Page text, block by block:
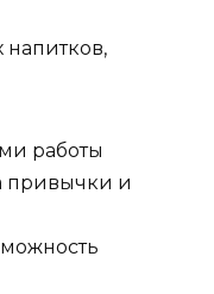
напитков,
работы
привычки и